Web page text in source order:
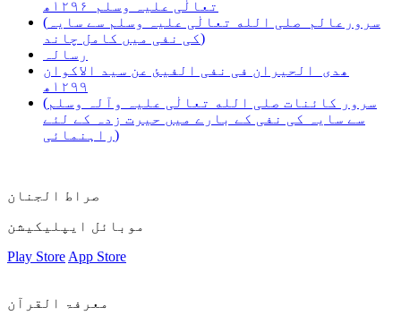
تعالٰی علیہ وسلم ۱۲۹۶ھ
(سرورعالم صلی الله تعالٰی علیہ وسلم سے سایہ
کی نفی میں کامل چاند)
رسالہ
ھدی الحیران فی نفی الفیئ عن سید الاکوان
۱۲۹۹ھ
(سرور کائنات صلی الله تعالٰی علیہ وآلہ وسلم
سے سایہ کی نفی کے بارے میں حیرت زدہ کے لئے
راہنمائی)
صراط الجنان
موبائل ایپلیکیشن
Play Store App Store
معرفۃ القرآن